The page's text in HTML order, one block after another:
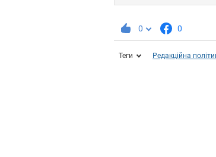
0 0
Теги Редакційна